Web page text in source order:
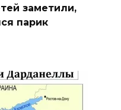
заметили,
парик